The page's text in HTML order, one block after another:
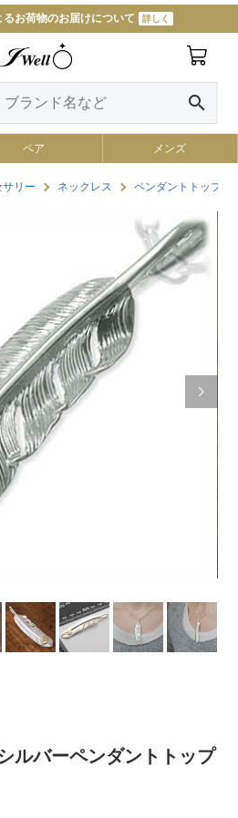
お荷物のお届けについて 詳しく
search
ペア メンズ
サリー ネックレス ペンダントトップ
ルバーペンダントトップ